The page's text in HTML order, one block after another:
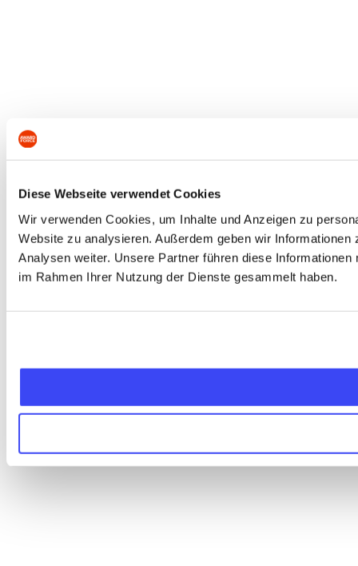
Diese Webseite verwendet Cookies
Wir verwenden Cookies, um Inhalte und Anzeigen zu
Website zu analysieren. Außerdem geben wir
Analysen weiter. Unsere Partner führen diese
im Rahmen Ihrer Nutzung der Dienste gesammelt haben.